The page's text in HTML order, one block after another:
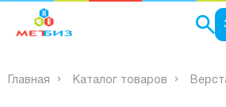
Главная Каталог товаров